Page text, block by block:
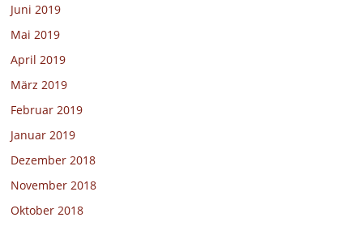
Juni 2019
Mai 2019
April 2019
März 2019
Februar 2019
Januar 2019
Dezember 2018
November 2018
Oktober 2018